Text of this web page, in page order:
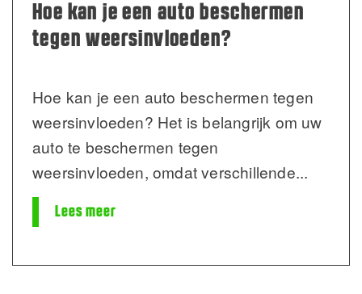
Hoe kan je een auto beschermen
tegen weersinvloeden?
Hoe kan je een auto beschermen tegen
weersinvloeden? Het is belangrijk om uw
auto te beschermen tegen
weersinvloeden, omdat verschillende...
Lees meer